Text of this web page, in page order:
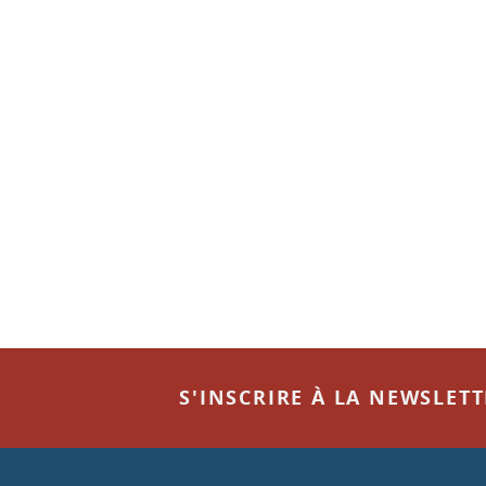
S'INSCRIRE À LA